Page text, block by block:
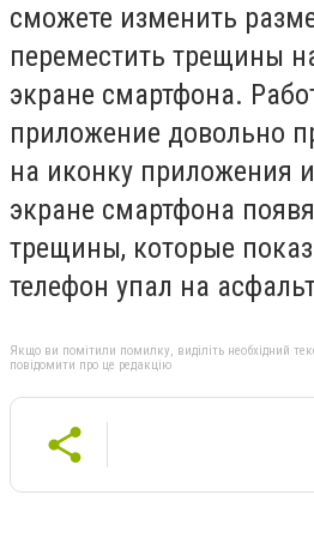
сможете изменить
переместить трещины
экране смартфона.
приложение довольно
на иконку приложения
экране смартфона
трещины, которые
телефон упал на
Якщо ви помітили помилку, виділіть необхідний
повідомити про це редакцію